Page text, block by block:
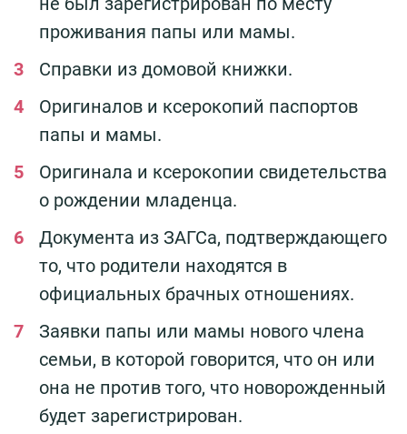
проживания папы или мамы.
Справки из домовой книжки.
Оригиналов и ксерокопий паспортов
папы и мамы.
Оригинала и ксерокопии свидетельства
о рождении младенца.
Документа из ЗАГСа, подтверждающего
то, что родители находятся в
официальных брачных отношениях.
Заявки папы или мамы нового члена
семьи, в которой говорится, что он или
она не против того, что новорожденный
будет зарегистрирован.